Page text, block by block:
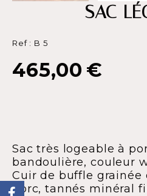
SAC
Ref : B 5
465,00 €
Sac très logeable à
bandoulière, couleur
Cuir de buffle grainée
porc, tannés minéral